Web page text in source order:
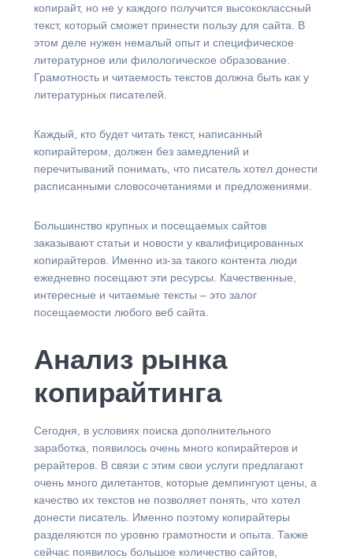
копирайт, но не у каждого получится высококлассный
текст, который сможет принести пользу для сайта. В
этом деле нужен немалый опыт и специфическое
литературное или филологическое образование.
Грамотность и читаемость текстов должна быть как у
литературных писателей.
Каждый, кто будет читать текст, написанный
копирайтером, должен без замедлений и
перечитываний понимать, что писатель хотел донести
расписанными словосочетаниями и предложениями.
Большинство крупных и посещаемых сайтов
заказывают статьи и новости у квалифицированных
копирайтеров. Именно из-за такого контента люди
ежедневно посещают эти ресурсы. Качественные,
интересные и читаемые тексты – это залог
посещаемости любого веб сайта.
Анализ рынка
копирайтинга
Сегодня, в условиях поиска дополнительного
заработка, появилось очень много копирайтеров и
рерайтеров. В связи с этим свои услуги предлагают
очень много дилетантов, которые демпингуют цены, а
качество их текстов не позволяет понять, что хотел
донести писатель. Именно поэтому копирайтеры
разделяются по уровню грамотности и опыта. Также
сейчас появилось большое количество сайтов,